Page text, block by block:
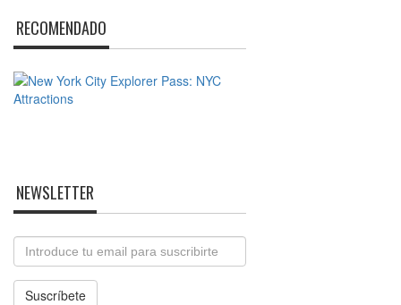
RECOMENDADO
NEWSLETTER
Email
Suscríbete